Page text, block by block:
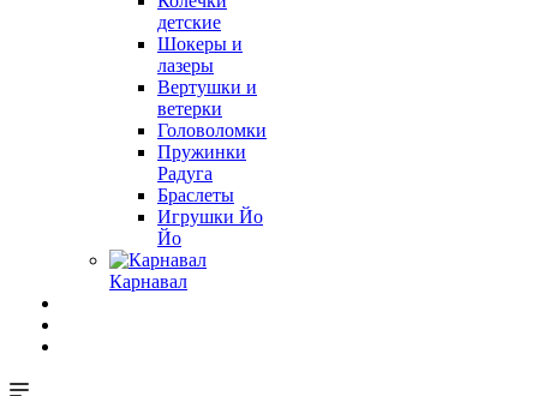
детские
Шокеры и
лазеры
Вертушки и
ветерки
Головоломки
Пружинки
Радуга
Браслеты
Игрушки Йо
Йо
Карнавал